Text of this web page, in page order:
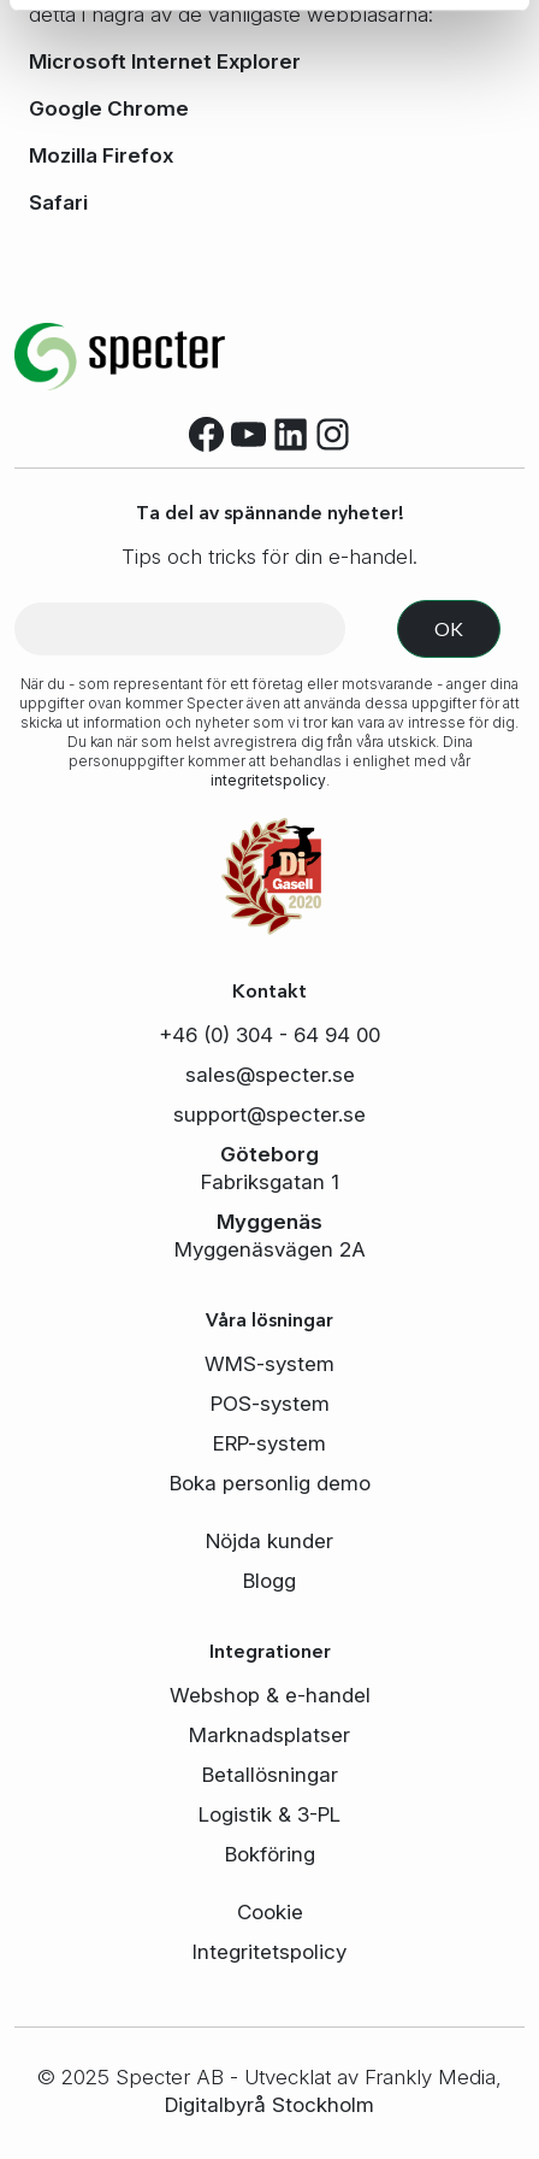
detta i några av de vanligaste webbläsarna:
Microsoft Internet Explorer
Google Chrome
Mozilla Firefox
Safari
Facebook
YouTube
LinkedIn
Instagram
Ta del av spännande nyheter!
Tips och tricks för din e-handel.
När du - som representant för ett företag eller motsvarande - anger dina
uppgifter ovan kommer Specter även att använda dessa uppgifter för att
skicka ut information och nyheter som vi tror kan vara av intresse för dig.
Du kan när som helst avregistrera dig från våra utskick. Dina
personuppgifter kommer att behandlas i enlighet med vår
integritetspolicy.
Kontakt
+46 (0) 304 - 64 94 00
sales@specter.se
support@specter.se
Göteborg
Fabriksgatan 1
Myggenäs
Myggenäsvägen 2A
Våra lösningar
WMS-system
POS-system
ERP-system
Boka personlig demo
Nöjda kunder
Blogg
Integrationer
Webshop & e-handel
Marknadsplatser
Betallösningar
Logistik & 3-PL
Bokföring
Cookie
Integritetspolicy
© 2025 Specter AB - Utvecklat av Frankly Media,
Digitalbyrå Stockholm